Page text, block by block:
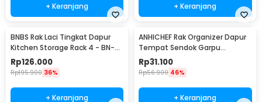
+ Keranjang + Keranjang
BNBS Rak Laci Tingkat Dapur
Kitchen Storage Rack 4 - BN-
2713 / BN-2714
Rp126.000
Rp195.900 36%
+ Keranjang
ANHICHEF Rak Organizer Dapur
Tempat Sendok Garpu
Tableware Storage Box - PP23
Rp31.100
Rp56.900 46%
+ Keranjang